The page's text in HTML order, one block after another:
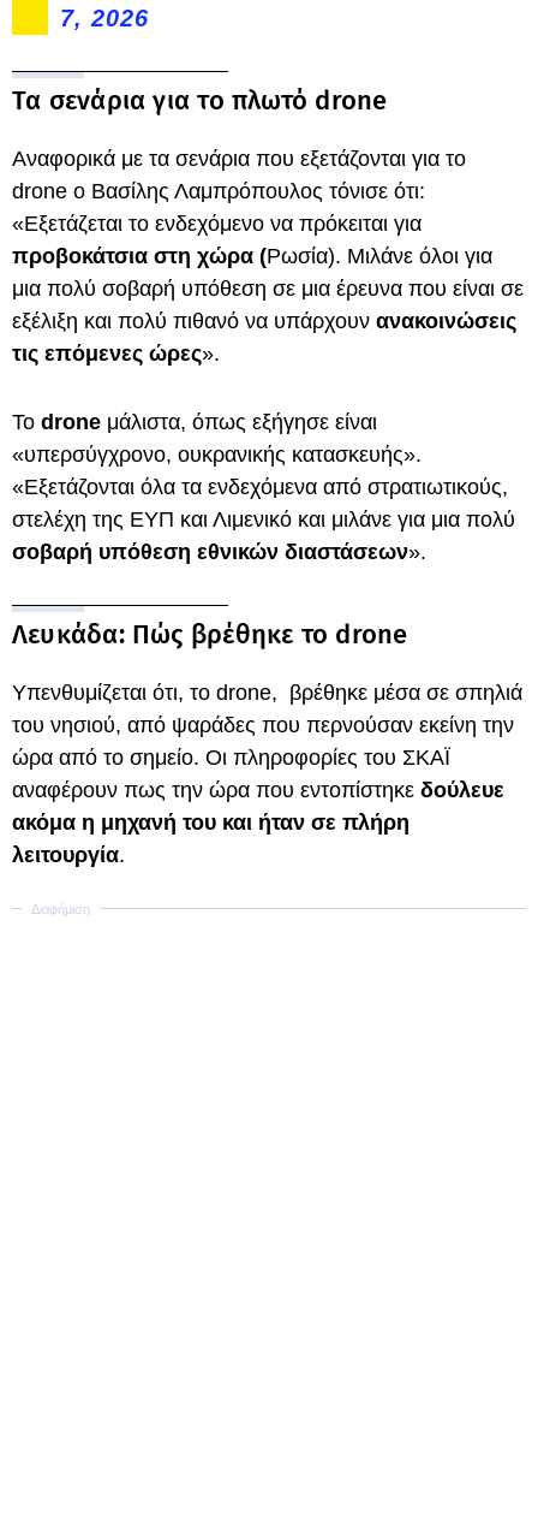
7, 2026
Τα σενάρια για το πλωτό drone
Αναφορικά με τα σενάρια που εξετάζονται για το
drone ο Βασίλης Λαμπρόπουλος τόνισε ότι:
«Εξετάζεται το ενδεχόμενο να πρόκειται για
προβοκάτσια στη χώρα (Ρωσία). Μιλάνε όλοι για
μια πολύ σοβαρή υπόθεση σε μια έρευνα που είναι σε
εξέλιξη και πολύ πιθανό να υπάρχουν ανακοινώσεις
τις επόμενες ώρες».
To drone μάλιστα, όπως εξήγησε είναι
«υπερσύγχρονο, ουκρανικής κατασκευής».
«Εξετάζονται όλα τα ενδεχόμενα από στρατιωτικούς,
στελέχη της ΕΥΠ και Λιμενικό και μιλάνε για μια πολύ
σοβαρή υπόθεση εθνικών διαστάσεων».
Λευκάδα: Πώς βρέθηκε το drone
Υπενθυμίζεται ότι, το drone, βρέθηκε μέσα σε σπηλιά
του νησιού, από ψαράδες που περνούσαν εκείνη την
ώρα από το σημείο. Οι πληροφορίες του ΣΚΑΪ
αναφέρουν πως την ώρα που εντοπίστηκε δούλευε
ακόμα η μηχανή του και ήταν σε πλήρη
λειτουργία.